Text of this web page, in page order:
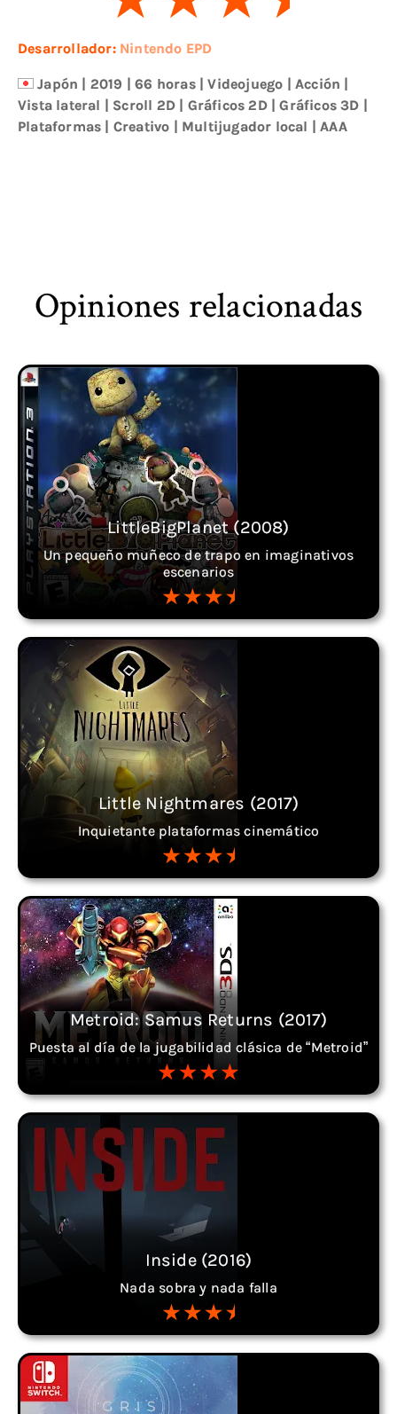
Desarrollador: Nintendo EPD
Japón | 2019 | 66 horas |Videojuego |Acción |
Vista lateral | Scroll 2D | Gráficos 2D|Gráficos 3D |
Plataformas | Creativo | Multijugador local |AAA
Opiniones relacionadas
LittleBigPlanet (2008)
Un pequeño muñeco de trapo en imaginativos
escenarios
Little Nightmares (2017)
Inquietante plataformas cinemático
Metroid: Samus Returns (2017)
Puesta al día de la jugabilidad clásica de “Metroid”
Inside (2016)
Nada sobra y nada falla